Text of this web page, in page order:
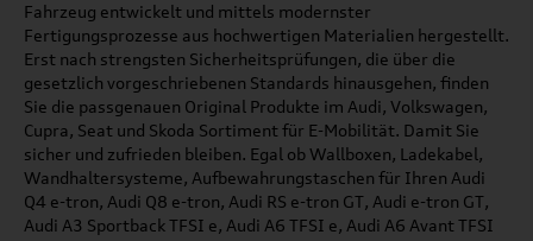
Fahrzeug entwickelt und mittels modernster
Fertigungsprozesse aus hochwertigen Materialien hergestellt.
Erst nach strengsten Sicherheitsprüfungen, die über die
gesetzlich vorgeschriebenen Standards hinausgehen, finden
Sie die passgenauen Original Produkte im Audi, Volkswagen,
Cupra, Seat und Skoda Sortiment für E-Mobilität. Damit Sie
sicher und zufrieden bleiben. Egal ob Wallboxen, Ladekabel,
Wandhaltersysteme, Aufbewahrungstaschen für Ihren Audi
Q4 e-tron, Audi Q8 e-tron, Audi RS e-tron GT, Audi e-tron GT,
Audi A3 Sportback TFSI e, Audi A6 TFSI e, Audi A6 Avant TFSI